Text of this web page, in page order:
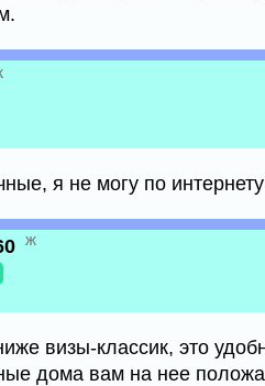
я не могу по интернету
ж
визы-классик, это
дома вам на нее